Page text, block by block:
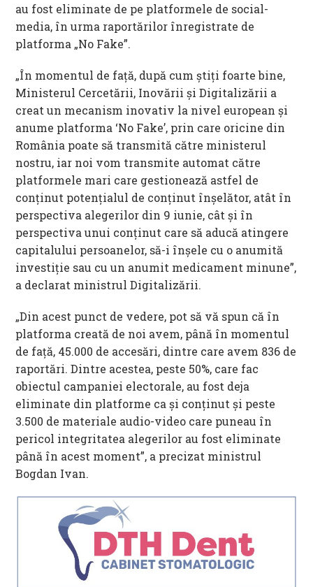
au fost eliminate de pe platformele de social-
media, în urma raportărilor înregistrate de
platforma „No Fake”.
„În momentul de faţă, după cum ştiţi foarte bine,
Ministerul Cercetării, Inovării şi Digitalizării a
creat un mecanism inovativ la nivel european şi
anume platforma ‘No Fake’, prin care oricine din
România poate să transmită către ministerul
nostru, iar noi vom transmite automat către
platformele mari care gestionează astfel de
conţinut potenţialul de conţinut înşelător, atât în
perspectiva alegerilor din 9 iunie, cât şi în
perspectiva unui conţinut care să aducă atingere
capitalului persoanelor, să-i înşele cu o anumită
investiţie sau cu un anumit medicament minune”,
a declarat ministrul Digitalizării.
„Din acest punct de vedere, pot să vă spun că în
platforma creată de noi avem, până în momentul
de faţă, 45.000 de accesări, dintre care avem 836 de
raportări. Dintre acestea, peste 50%, care fac
obiectul campaniei electorale, au fost deja
eliminate din platforme ca şi conţinut şi peste
3.500 de materiale audio-video care puneau în
pericol integritatea alegerilor au fost eliminate
până în acest moment”, a precizat ministrul
Bogdan Ivan.